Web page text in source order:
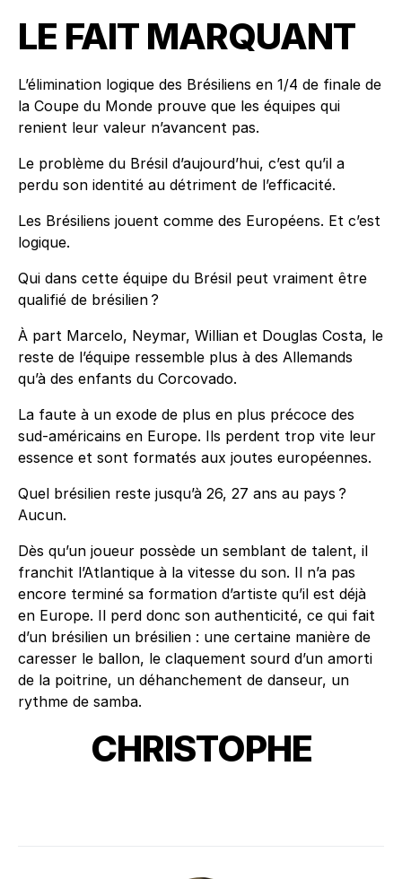
LE FAIT MARQUANT
L’élimination logique des Brésiliens en 1/4 de finale de
la Coupe du Monde prouve que les équipes qui
renient leur valeur n’avancent pas.
Le problème du Brésil d’aujourd’hui, c’est qu’il a
perdu son identité au détriment de l’efficacité.
Les Brésiliens jouent comme des Européens. Et c’est
logique.
Qui dans cette équipe du Brésil peut vraiment être
qualifié de brésilien ?
À part Marcelo, Neymar, Willian et Douglas Costa, le
reste de l’équipe ressemble plus à des Allemands
qu’à des enfants du Corcovado.
La faute à un exode de plus en plus précoce des
sud-américains en Europe. Ils perdent trop vite leur
essence et sont formatés aux joutes européennes.
Quel brésilien reste jusqu’à 26, 27 ans au pays ?
Aucun.
Dès qu’un joueur possède un semblant de talent, il
franchit l’Atlantique à la vitesse du son. Il n’a pas
encore terminé sa formation d’artiste qu’il est déjà
en Europe. Il perd donc son authenticité, ce qui fait
d’un brésilien un brésilien : une certaine manière de
caresser le ballon, le claquement sourd d’un amorti
de la poitrine, un déhanchement de danseur, un
rythme de samba.
CHRISTOPHE